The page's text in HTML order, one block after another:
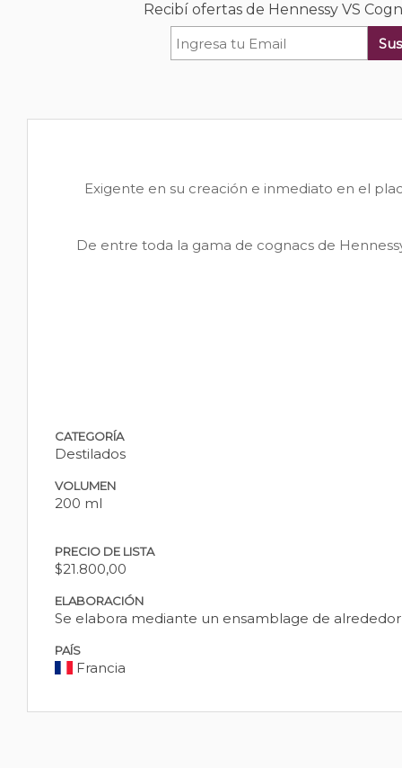
Recibí ofertas de Hennessy VS
Exigente en su creación e inmediato en el
De entre toda la gama de cognacs de
CATEGORÍA
Destilados
VOLUMEN
200 ml
PRECIO DE LISTA
$21.800,00
ELABORACIÓN
Se elabora mediante un ensamblage de
PAÍS
Francia